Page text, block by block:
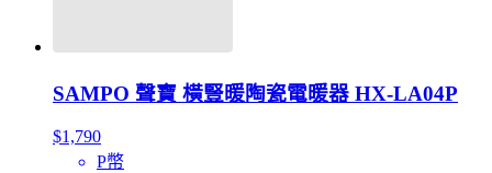
SAMPO 聲寶 橫豎暖陶瓷電暖器 HX-LA04P
$1,790
P幣